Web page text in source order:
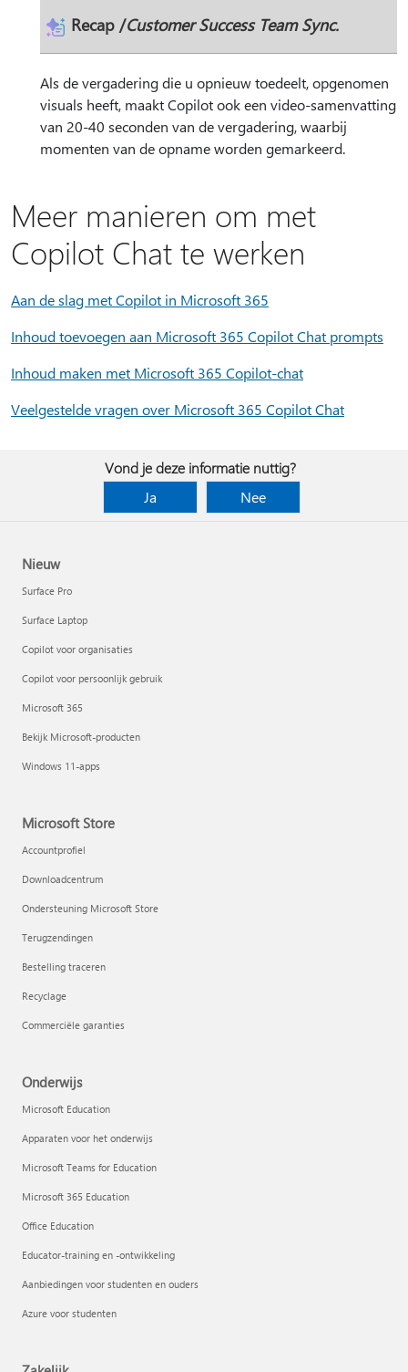
Recap /Customer Success Team Sync.
Als de vergadering die u opnieuw toedeelt, opgenomen
visuals heeft, maakt Copilot ook een video-samenvatting
van 20-40 seconden van de vergadering, waarbij
momenten van de opname worden gemarkeerd.
Meer manieren om met
Copilot Chat te werken
Aan de slag met Copilot in Microsoft 365
Inhoud toevoegen aan Microsoft 365 Copilot Chat prompts
Inhoud maken met Microsoft 365 Copilot-chat
Veelgestelde vragen over Microsoft 365 Copilot Chat
Vond je deze informatie nuttig?
Ja
Nee
Nieuw
Surface Pro
Surface Laptop
Copilot voor organisaties
Copilot voor persoonlijk gebruik
Microsoft 365
Bekijk Microsoft-producten
Windows 11-apps
Microsoft Store
Accountprofiel
Downloadcentrum
Ondersteuning Microsoft Store
Terugzendingen
Bestelling traceren
Recyclage
Commerciële garanties
Onderwijs
Microsoft Education
Apparaten voor het onderwijs
Microsoft Teams for Education
Microsoft 365 Education
Office Education
Educator-training en -ontwikkeling
Aanbiedingen voor studenten en ouders
Azure voor studenten